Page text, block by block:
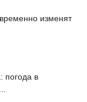
изменят
погода в